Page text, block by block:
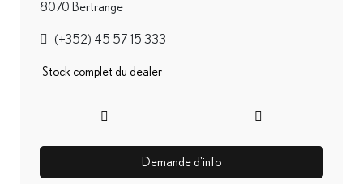
8070 Bertrange
(+352) 45 57 15 333
Stock complet du dealer
Demande d'info